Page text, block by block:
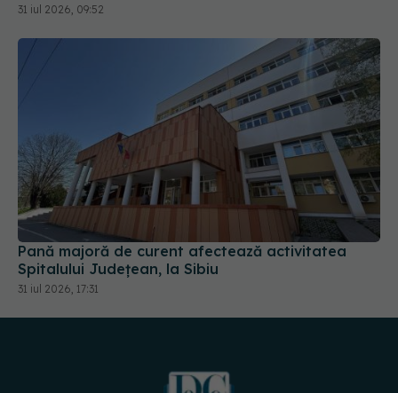
31 iul 2026, 09:52
Pană majoră de curent afectează activitatea
Spitalului Județean, la Sibiu
31 iul 2026, 17:31